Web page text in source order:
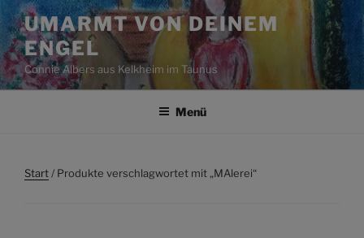
Zum
Inhalt
springen
UMARMT VON DEINEM
ENGEL
Connie Albers aus Kelkheim im Taunus
Menü
Start / Produkte verschlagwortet mit „MAlerei“